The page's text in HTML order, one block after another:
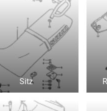
Sitz